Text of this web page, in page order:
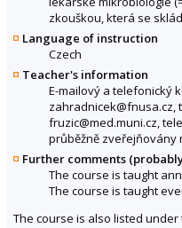
zkouškou, která se
Language of instruction
Czech
Teacher's information
E-mailový a telefonický
zahradnicek@fnusa.cz,
fruzic@med.muni.cz,
průběžně zveřejňovány
Further comments
The course is taught
The course is taught
The course is also listed